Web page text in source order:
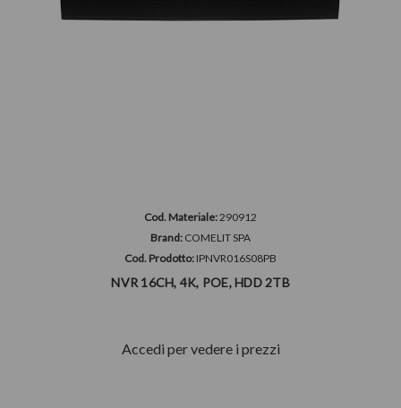
Cod. Materiale: 290912
Brand: COMELIT SPA
Cod. Prodotto: IPNVR016S08PB
NVR 16CH, 4K, POE, HDD 2TB
Accedi per vedere i prezzi